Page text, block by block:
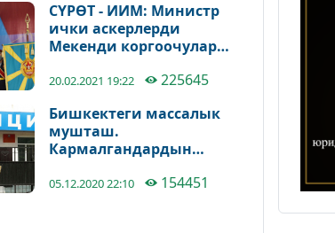
СҮРӨТ - ИИМ: Министр
ички аскерлерди
Мекенди коргоочулар
20.02.2021 19:22
225645
Бишкектеги массалык
мушташ.
Кармалгандардын
05.12.2020 22:10 154451